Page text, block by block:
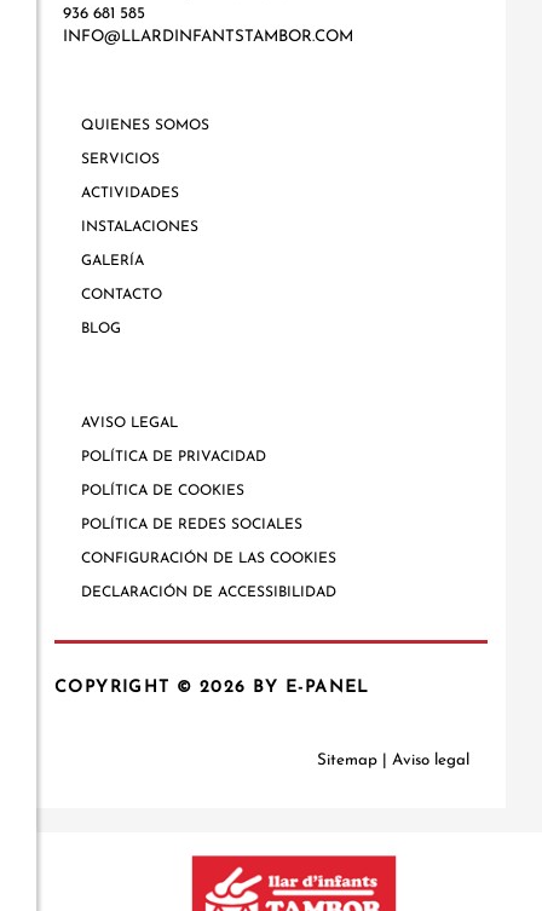
936 681 585
INFO@LLARDINFANTSTAMBOR.COM
QUIENES SOMOS
SERVICIOS
ACTIVIDADES
INSTALACIONES
GALERÍA
CONTACTO
BLOG
AVISO LEGAL
POLÍTICA DE PRIVACIDAD
POLÍTICA DE COOKIES
POLÍTICA DE REDES SOCIALES
CONFIGURACIÓN DE LAS COOKIES
DECLARACIÓN DE ACCESSIBILIDAD
COPYRIGHT © 2026 BY E-PANEL
Sitemap Aviso legal